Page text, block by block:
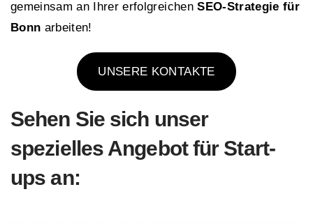
gemeinsam an Ihrer erfolgreichenSEO-Strategie für
Bonn arbeiten!
UNSERE KONTAKTE
Sehen Sie sich unser
spezielles Angebot für Start-
ups an: